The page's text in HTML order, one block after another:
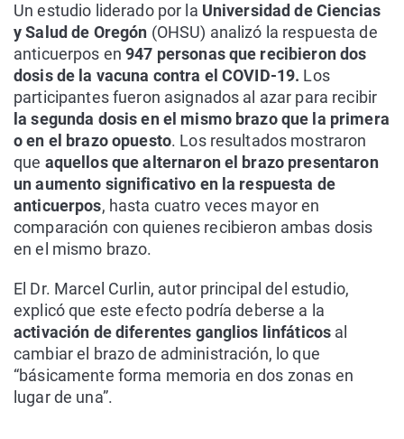
Un estudio liderado por la Universidad de Ciencias
y Salud de Oregón (OHSU) analizó la respuesta de
anticuerpos en947 personas que recibieron dos
dosis de la vacuna contra el COVID-19. Los
participantes fueron asignados al azar para recibir
la segunda dosis en el mismo brazo que la primera
o en el brazo opuesto. Los resultados mostraron
que aquellos que alternaron el brazo presentaron
un aumento significativo en la respuesta de
anticuerpos, hasta cuatro veces mayor en
comparación con quienes recibieron ambas dosis
en el mismo brazo.
El Dr. Marcel Curlin, autor principal del estudio,
explicó que este efecto podría deberse a la
activación de diferentes ganglios linfáticos al
cambiar el brazo de administración, lo que
“básicamente forma memoria en dos zonas en
lugar de una”.